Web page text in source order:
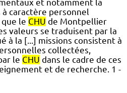
et notamment la
caractère personnel
le CHU de Montpellier
valeurs se traduisent par la
à la [...] missions consistent à
collectées,
le CHU dans le cadre de ces
et de recherche. 1 -